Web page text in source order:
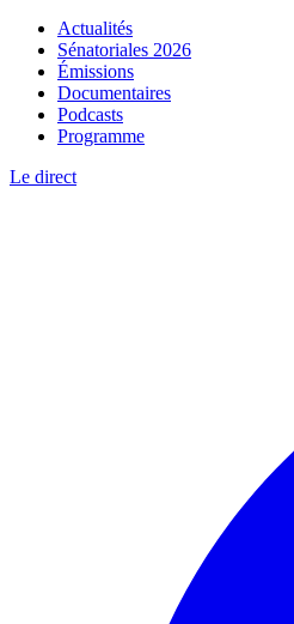
Actualités
Sénatoriales 2026
Émissions
Documentaires
Podcasts
Programme
Le direct